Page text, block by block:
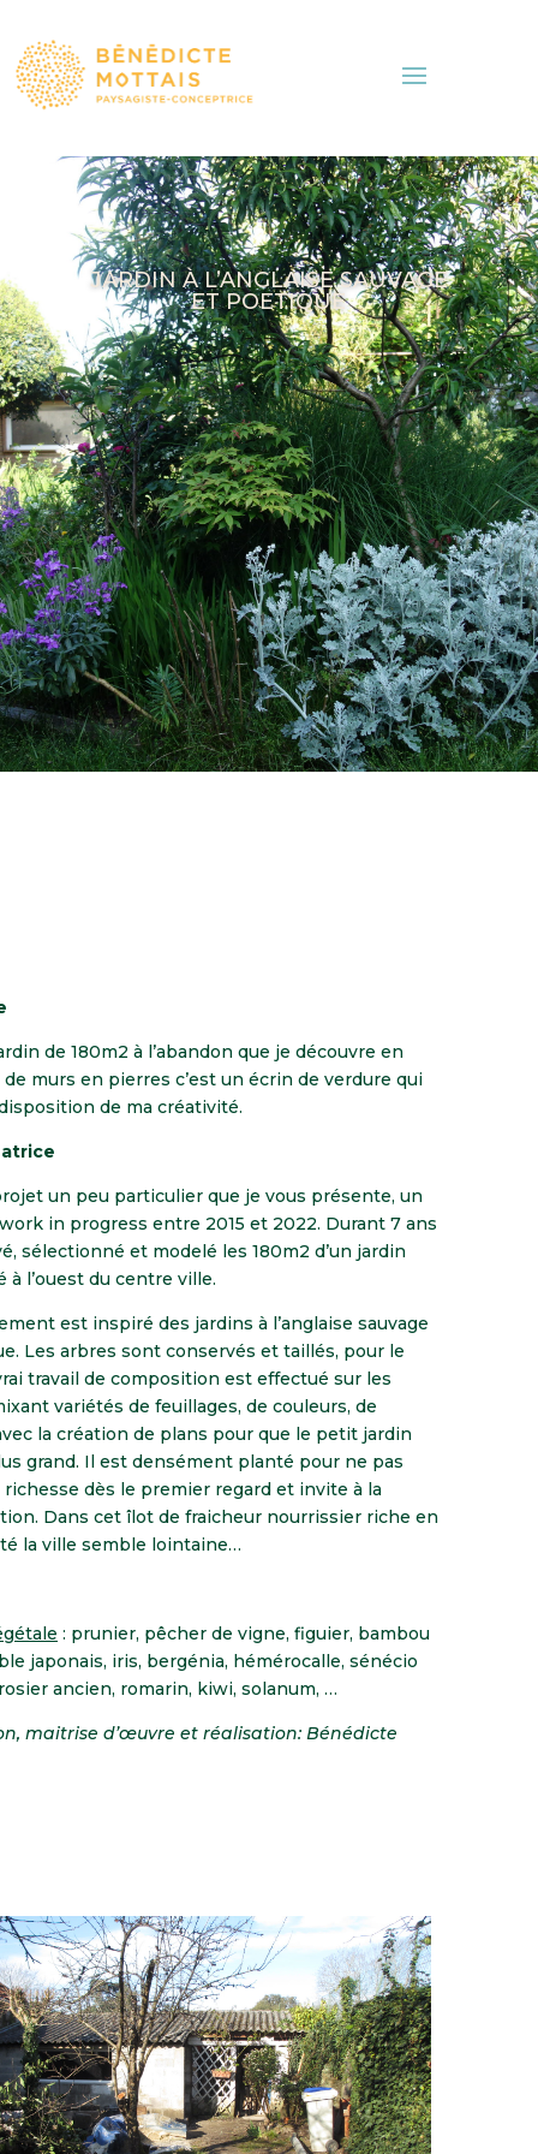
JARDIN À L’ANGLAISE SAUVAGE
ET POETIQUE
de 180m2 à l’abandon que je découvre en
de murs en pierres c’est un écrin de verdure qui
de ma créativité.
un peu particulier que je vous présente, un
in progress entre 2015 et 2022. Durant 7 ans
sélectionné et modelé les 180m2 d’un jardin
à l’ouest du centre ville.
est inspiré des jardins à l’anglaise sauvage
Les arbres sont conservés et taillés, pour le
travail de composition est effectué sur les
variétés de feuillages, de couleurs, de
la création de plans pour que le petit jardin
grand. Il est densément planté pour ne pas
richesse dès le premier regard et invite à la
Dans cet îlot de fraicheur nourrissier riche en
la ville semble lointaine…
: prunier, pêcher de vigne, figuier, bambou
japonais, iris, bergénia, hémérocalle, sénécio
ancien, romarin, kiwi, solanum, …
maitrise d’œuvre et réalisation: Bénédicte